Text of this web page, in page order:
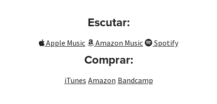
Escutar:
Apple Music Amazon Music Spotify
Comprar:
iTunes Amazon Bandcamp